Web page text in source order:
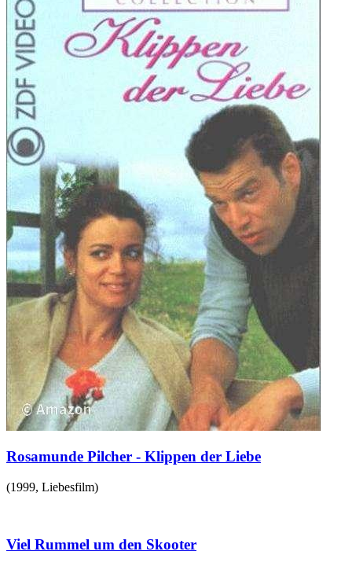
Rosamunde Pilcher - Klippen der Liebe
(1999, Liebesfilm)
Viel Rummel um den Skooter